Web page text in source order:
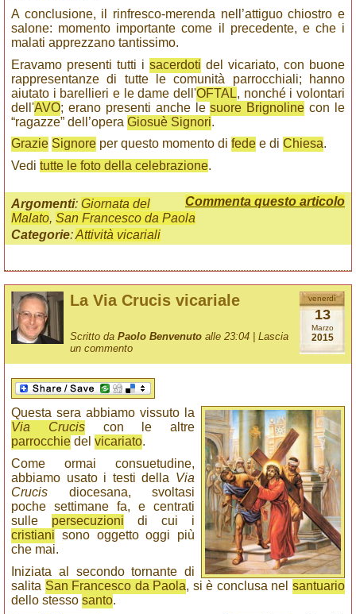
A conclusione, il rinfresco-merenda nell’attiguo chiostro e
salone: momento importante come il precedente, e che i
malati apprezzano tantissimo.
Eravamo presenti tutti i sacerdoti del vicariato, con buone
rappresentanze di tutte le comunità parrocchiali; hanno
aiutato i barellieri e le dame dell'OFTAL, nonché i volontari
dell'AVO; erano presenti anche lesuore Brignoline con le
“ragazze” dell’opera Giosuè Signori.
Grazie Signore per questo momento di fede e di Chiesa.
Vedi tutte le foto della celebrazione.
Commenta questo articolo
Argomenti: Giornata del
Malato, San Francesco da Paola
Categorie:Attività vicariali
venerdì
13
Marzo
2015
La Via Crucis vicariale
Scritto da Paolo Benvenuto alle 23:04 | Lascia
un commento
Questa sera abbiamo vissuto la
Via Cruciscon le altre
parrocchie del vicariato.
Come ormai consuetudine,
abbiamo usato i testi della Via
Crucis diocesana, svoltasi
poche settimane fa, e centrati
sulle persecuzioni di cui i
cristiani sono oggetto oggi più
che mai.
Iniziata al secondo tornante di
salita San Francesco da Paola, si è conclusa nelsantuario
dello stesso santo.